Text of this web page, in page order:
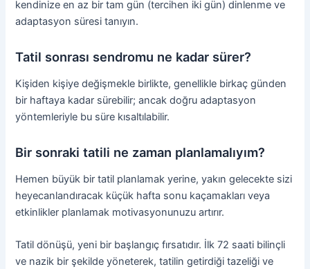
kendinize en az bir tam gün (tercihen iki gün) dinlenme ve
adaptasyon süresi tanıyın.
Tatil sonrası sendromu ne kadar sürer?
Kişiden kişiye değişmekle birlikte, genellikle birkaç günden
bir haftaya kadar sürebilir; ancak doğru adaptasyon
yöntemleriyle bu süre kısaltılabilir.
Bir sonraki tatili ne zaman planlamalıyım?
Hemen büyük bir tatil planlamak yerine, yakın gelecekte sizi
heyecanlandıracak küçük hafta sonu kaçamakları veya
etkinlikler planlamak motivasyonunuzu artırır.
Tatil dönüşü, yeni bir başlangıç fırsatıdır. İlk 72 saati bilinçli
ve nazik bir şekilde yöneterek, tatilin getirdiği tazeliği ve